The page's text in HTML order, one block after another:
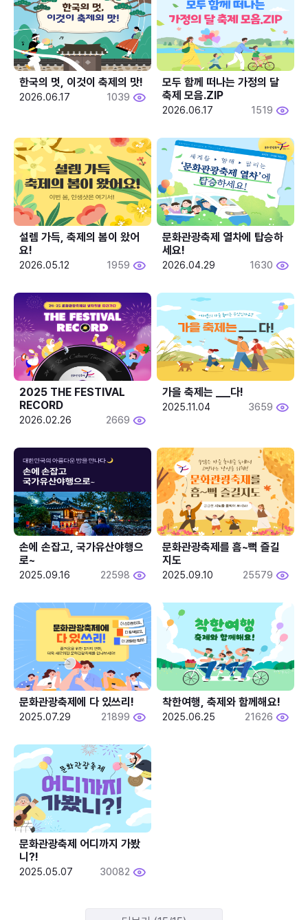
한국의 멋, 이것이 축제의 맛!
2026.06.17 1039
모두 함께 떠나는 가정의 달
축제 모음.ZIP
2026.06.17 1519
설렘 가득, 축제의 봄이 왔어
요!
2026.05.12 1959
문화관광축제 열차에 탑승하
세요!
2026.04.29 1630
2025 THE FESTIVAL
RECORD
2026.02.26 2669
2025.11.04 3659
손에 손잡고, 국가유산야행으
로~
2025.09.16 22598
문화관광축제를 흠~뻑 즐길
지도
2025.09.10 25579
문화관광축제에 다 있쓰리!
2025.07.29 21899
착한여행, 축제와 함께해요!
2025.06.25 21626
문화관광축제 어디까지 가봤
니?!
2025.05.07 30082